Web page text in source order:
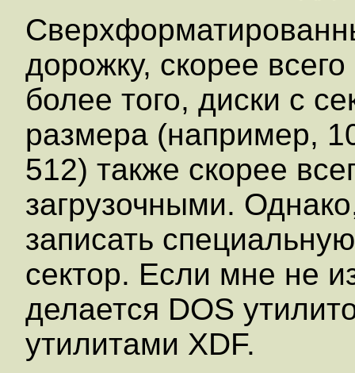
дорожку, скорее
более того, диски с
размера (например,
512) также скорее
загрузочными.
записать
сектор. Если мне не
делается DOS
утилитами XDF.